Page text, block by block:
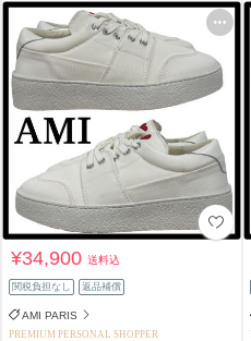
¥34,900送料込
関税負担なし 返品補償
AMI PARIS
PREMIUM PERSONAL SHOPPER